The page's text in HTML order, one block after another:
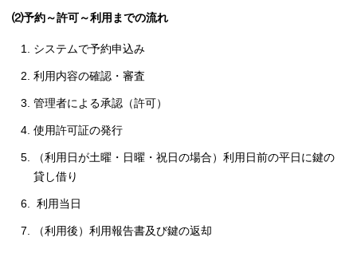
⑵予約～許可～利用までの流れ
システムで予約申込み
利用内容の確認・審査
管理者による承認（許可）
使用許可証の発行
（利用日が土曜・日曜・祝日の場合）利用日前の平日に鍵の
貸し借り
利用当日
（利用後）利用報告書及び鍵の返却